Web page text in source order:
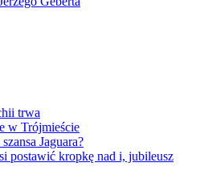
trwa
w Trójmieście
Jaguara?
postawić kropkę nad i, jubileusz